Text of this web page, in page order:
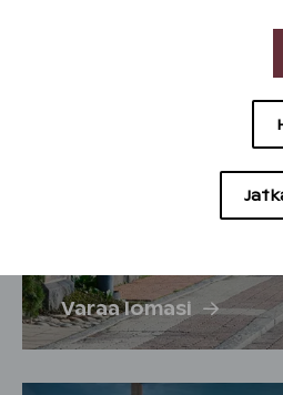
Tampereen
Varaa lomasi
Suorituskyvyn
Sisällön